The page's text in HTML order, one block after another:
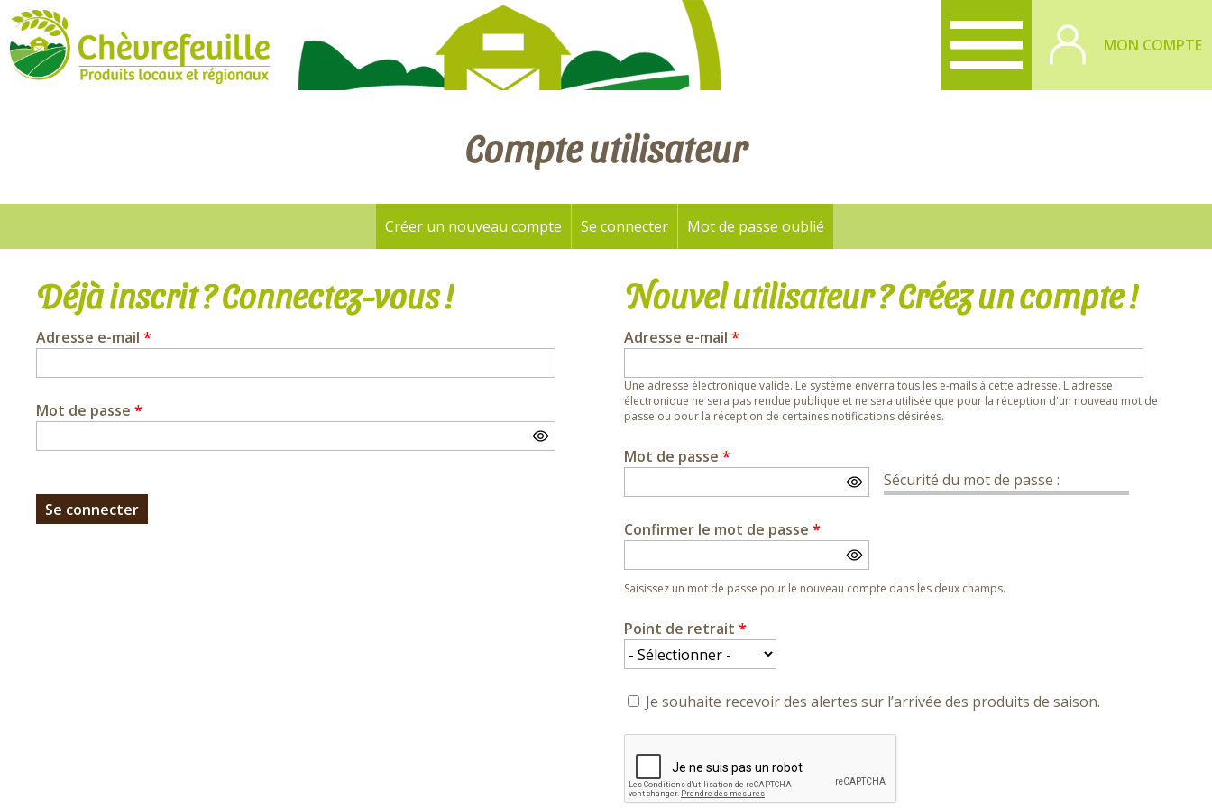
MON COMPTE
Compte utilisateur
Onglets
principaux
Créer un nouveau compte Se connecter (onglet actif)
Mot de passe oublié
Déjà inscrit ? Connectez-vous !
Adresse e-mail *
Mot de passe *
Nouvel utilisateur ? Créez un compte !
Adresse e-mail *
Une adresse électronique valide. Le système enverra tous les e-mails à cette adresse. L'adresse
électronique ne sera pas rendue publique et ne sera utilisée que pour la réception d'un nouveau mot de
passe ou pour la réception de certaines notifications désirées.
Mot de passe *
Sécurité du mot de passe :
Confirmer le mot de passe *
Saisissez un mot de passe pour le nouveau compte dans les deux champs.
Point de retrait *
Je souhaite recevoir des alertes sur l’arrivée des produits de saison.